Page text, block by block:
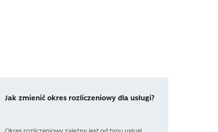
Jak zmienić okres rozliczeniowy dla usługi?
Okres rozliczeniowy zależny jest od typu usługi.